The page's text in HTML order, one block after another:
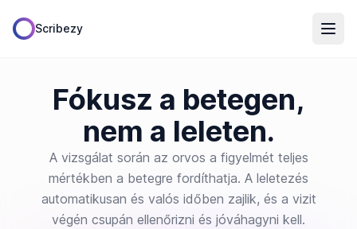
Scribezy
Fókusz a betegen,
nem a leleten.
A vizsgálat során az orvos a figyelmét teljes
mértékben a betegre fordíthatja. A leletezés
automatikusan és valós időben zajlik, és a vizit
végén csupán ellenőrizni és jóváhagyni kell.